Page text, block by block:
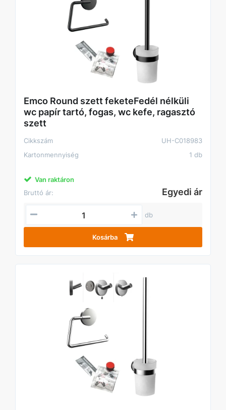
Emco Round szett feketeFedél nélküli
wc papír tartó, fogas, wc kefe, ragasztó
szett
Cikkszám
UH-C018983
Kartonmennyiség
1 db
Van raktáron
Bruttó ár:
Egyedi ár
db
Kosárba